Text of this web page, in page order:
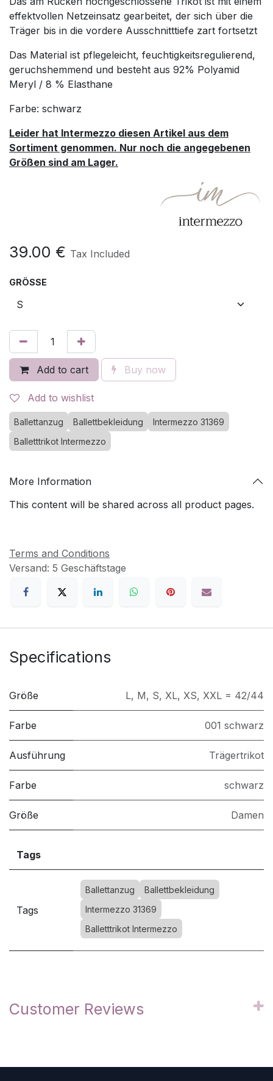
effektvollen Netzeinsatz gearbeitet, der sich über die
Träger bis in die vordere Ausschnitttiefe zart fortsetzt
Das Material ist pflegeleicht, feuchtigkeitsregulierend,
geruchshemmend und besteht aus 92% Polyamid
Meryl / 8 % Elasthane
Farbe: schwarz
Leider hat Intermezzo diesen Artikel aus dem
Sortiment genommen. Nur noch die angegebenen
Größen sind am Lager.
39.00 € Tax Included
GRÖSSE
Add to cart Buy now
Add to wishlist
Ballettanzug Ballettbekleidung
Intermezzo 31369
Balletttrikot Intermezzo
More Information
This content will be shared across all product pages.
Terms and Conditions
Versand: 5 Geschäftstage
Specifications
Größe L, M, S, XL, XS, XXL = 42/44
Farbe 001 schwarz
Ausführung Trägertrikot
Farbe schwarz
Größe Damen
Tags
Tags
Ballettanzug
Ballettbekleidung
Intermezzo 31369
Balletttrikot Intermezzo
Customer Reviews